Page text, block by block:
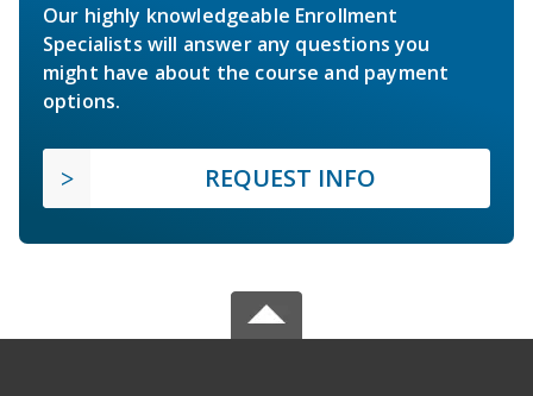
Our highly knowledgeable Enrollment
Specialists will answer any questions you
might have about the course and payment
options.
REQUEST INFO